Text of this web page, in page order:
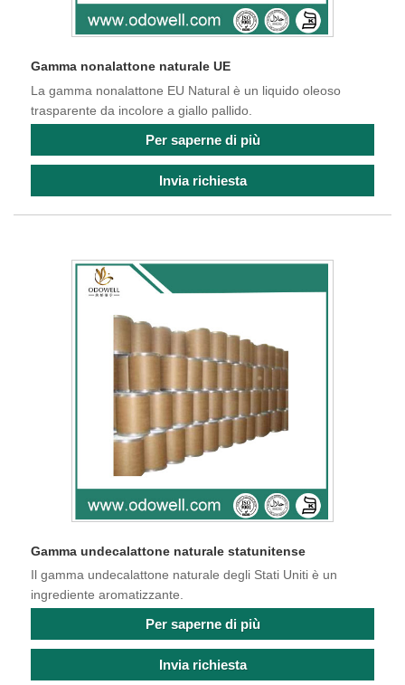
Gamma nonalattone naturale UE
La gamma nonalattone EU Natural è un liquido oleoso
trasparente da incolore a giallo pallido.
Per saperne di più
Invia richiesta
Gamma undecalattone naturale statunitense
Il gamma undecalattone naturale degli Stati Uniti è un
ingrediente aromatizzante.
Per saperne di più
Invia richiesta